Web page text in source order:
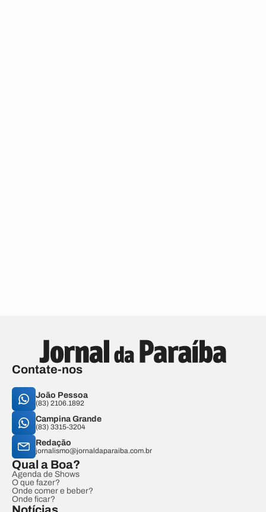
Contate-nos
João Pessoa
(83) 2106.1892
Campina Grande
(83) 3315-3204
Redação
jornalismo@jornaldaparaiba.com.br
Qual a Boa?
Agenda de Shows
O que fazer?
Onde comer e beber?
Onde ficar?